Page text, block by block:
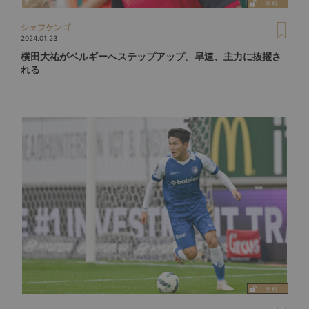
シェフケンゴ
2024.01.23
横田大祐がベルギーへステップアップ。早速、主力に抜擢さ
れる